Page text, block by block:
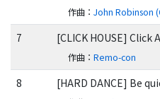
作曲 ：John Robinson
7 [CLICK HOUSE] Click
作曲 ：Remo-con
8 [HARD DANCE] Be